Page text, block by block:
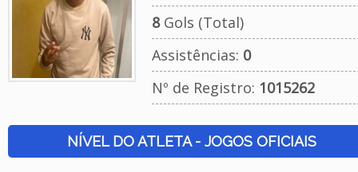
8Gols (Total)
Assistências: 0
Nº de Registro: 1015262
NÍVEL DO ATLETA - JOGOS OFICIAIS